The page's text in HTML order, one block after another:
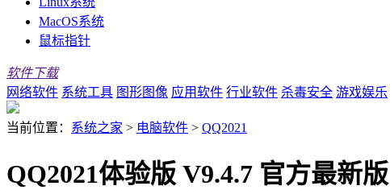
MacOS系统
鼠标指针
软件下载
网络软件 系统工具 图形图像 应用软件 行业软件 杀毒安全 游戏娱乐
当前位置： 系统之家 > 电脑软件 > QQ2021
QQ2021体验版 V9.4.7 官方最新版